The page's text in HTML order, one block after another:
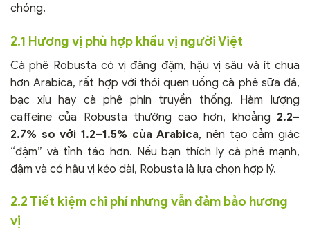
chóng.
2.1 Hương vị phù hợp khẩu vị người Việt
Cà phê Robusta có vị đắng đậm, hậu vị sâu và ít chua
hơn Arabica, rất hợp với thói quen uống cà phê sữa đá,
bạc xỉu hay cà phê phin truyền thống. Hàm lượng
caffeine của Robusta thường cao hơn, khoảng 2.2–
2.7% so với 1.2–1.5% của Arabica, nên tạo cảm giác
“đậm” và tỉnh táo hơn. Nếu bạn thích ly cà phê mạnh,
đậm và có hậu vị kéo dài, Robusta là lựa chọn hợp lý.
2.2 Tiết kiệm chi phí nhưng vẫn đảm bảo hương
vị